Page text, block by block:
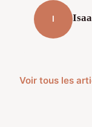
I
Voir tous les